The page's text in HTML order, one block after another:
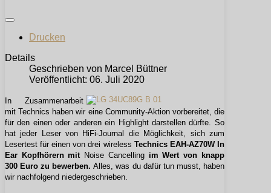
Drucken
Details
Geschrieben von Marcel Büttner
Veröffentlicht: 06. Juli 2020
In Zusammenarbeit
mit Technics haben wir eine Community-Aktion vorbereitet, die
für den einen oder anderen ein Highlight darstellen dürfte. So
hat jeder Leser von HiFi-Journal die Möglichkeit, sich zum
Lesertest für einen von drei wireless Technics EAH-AZ70W In
Ear Kopfhörern mit Noise Cancelling im Wert von knapp
300 Euro zu bewerben.Alles, was du dafür tun musst, haben
wir nachfolgend niedergeschrieben.